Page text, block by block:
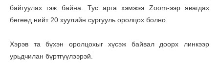
байгуулах гэж байна. Тус арга хэмжээ Zoom-ээр явагдах
бөгөөд нийт 20 хуулийн сургууль оролцох болно.
Хэрэв та бүхэн оролцохыг хүсэж байвал доорх линкээр
урьдчилан бүртгүүлээрэй.